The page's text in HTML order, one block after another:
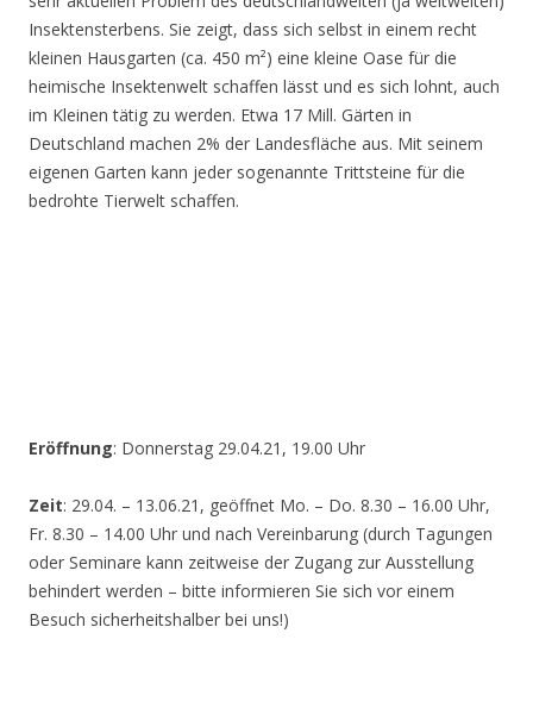
Insektensterbens. Sie zeigt, dass sich selbst in einem recht
kleinen Hausgarten (ca. 450 m²) eine kleine Oase für die
heimische Insektenwelt schaffen lässt und es sich lohnt, auch
im Kleinen tätig zu werden. Etwa 17 Mill. Gärten in
Deutschland machen 2% der Landesfläche aus. Mit seinem
eigenen Garten kann jeder sogenannte Trittsteine für die
bedrohte Tierwelt schaffen.
Eröffnung: Donnerstag 29.04.21, 19.00 Uhr
Zeit: 29.04. – 13.06.21, geöffnet Mo. – Do. 8.30 – 16.00 Uhr,
Fr. 8.30 – 14.00 Uhr und nach Vereinbarung (durch Tagungen
oder Seminare kann zeitweise der Zugang zur Ausstellung
behindert werden – bitte informieren Sie sich vor einem
Besuch sicherheitshalber bei uns!)